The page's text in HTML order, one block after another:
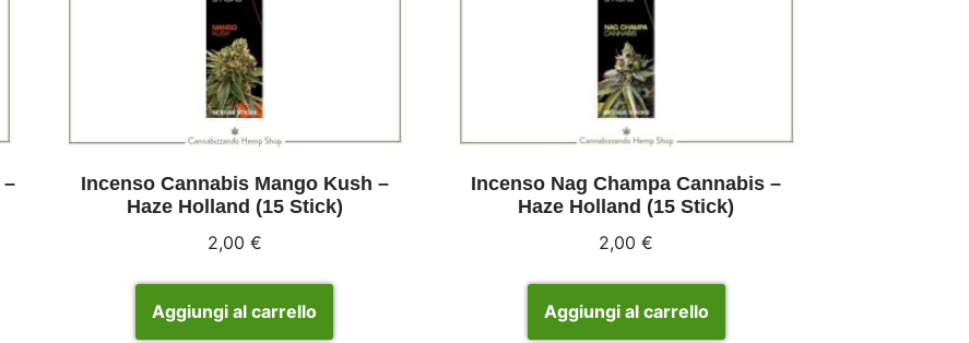
–
Incenso Cannabis Mango Kush –
Haze Holland (15 Stick)
2,00 €
Aggiungi al carrello
Incenso Nag Champa Cannabis –
Haze Holland (15 Stick)
2,00€
Aggiungi al carrello